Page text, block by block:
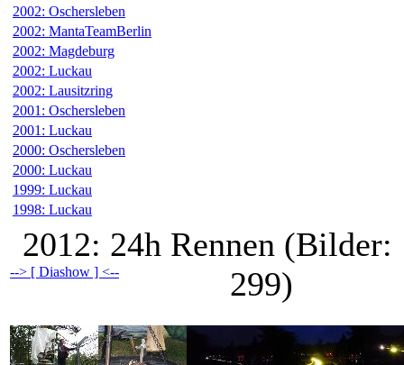
2002: Oschersleben
2002: MantaTeamBerlin
2002: Magdeburg
2002: Luckau
2002: Lausitzring
2001: Oschersleben
2001: Luckau
2000: Oschersleben
2000: Luckau
1999: Luckau
1998: Luckau
2012: 24h Rennen (Bilder:
299)
--> [ Diashow ] <--